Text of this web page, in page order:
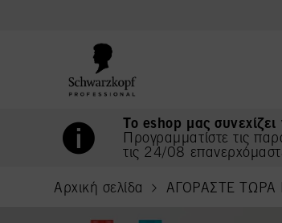
Το eshop μας συνεχίζει
Προγραμματίστε τις
τις 24/08
Αρχική σελίδα ΑΓΟΡΑΣΤΕ ΤΩΡΑ
current page